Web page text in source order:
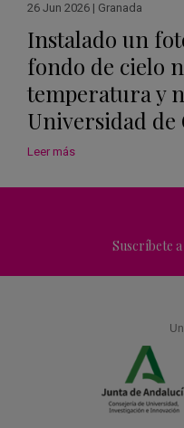
26 Jun 2026 | Granada
Instalado un
fondo de cielo
temperatura y
Universidad de
Leer más
Suscríbete